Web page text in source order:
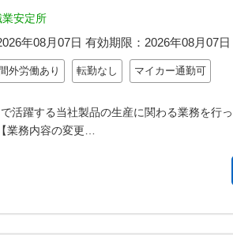
安定所
年08月07日 有効期限： 2026年08月07日
外労働あり 転勤なし マイカー通勤可
活躍する当社製品の生産に関わる業務を行
業務内容の変更…